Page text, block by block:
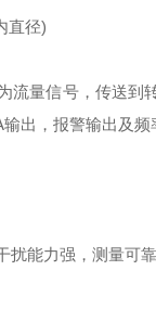
径)
量信号，传送到转
出，报警输出及
能力强，测量可靠